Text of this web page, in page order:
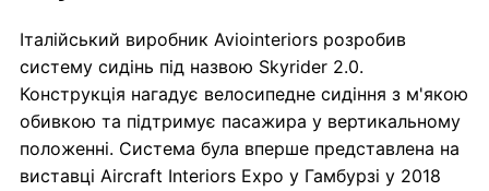
Італійський виробник Aviointeriors розробив
систему сидінь під назвою Skyrider 2.0.
Конструкція нагадує велосипедне сидіння з м'якою
обивкою та підтримує пасажира у вертикальному
положенні. Система була вперше представлена на
виставці Aircraft Interiors Expo у Гамбурзі у 2018